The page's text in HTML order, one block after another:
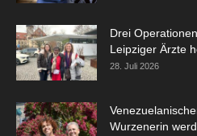
Drei
Leipziger Ärzte
28. Juli 2026
Wurzenerin